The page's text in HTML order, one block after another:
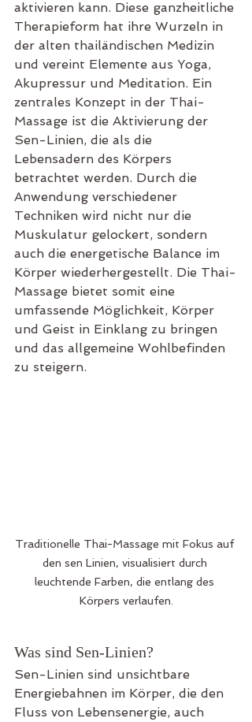
aktivieren kann. Diese ganzheitliche
Therapieform hat ihre Wurzeln in
der alten thailändischen Medizin
und vereint Elemente aus Yoga,
Akupressur und Meditation. Ein
zentrales Konzept in der Thai-
Massage ist die Aktivierung der
Sen-Linien, die als die
Lebensadern des Körpers
betrachtet werden. Durch die
Anwendung verschiedener
Techniken wird nicht nur die
Muskulatur gelockert, sondern
auch die energetische Balance im
Körper wiederhergestellt. Die Thai-
Massage bietet somit eine
umfassende Möglichkeit, Körper
und Geist in Einklang zu bringen
und das allgemeine Wohlbefinden
zu steigern.
Traditionelle Thai-Massage mit Fokus auf
den sen Linien, visualisiert durch
leuchtende Farben, die entlang des
Körpers verlaufen.
Was sind Sen-Linien?
Sen-Linien sind unsichtbare
Energiebahnen im Körper, die den
Fluss von Lebensenergie, auch